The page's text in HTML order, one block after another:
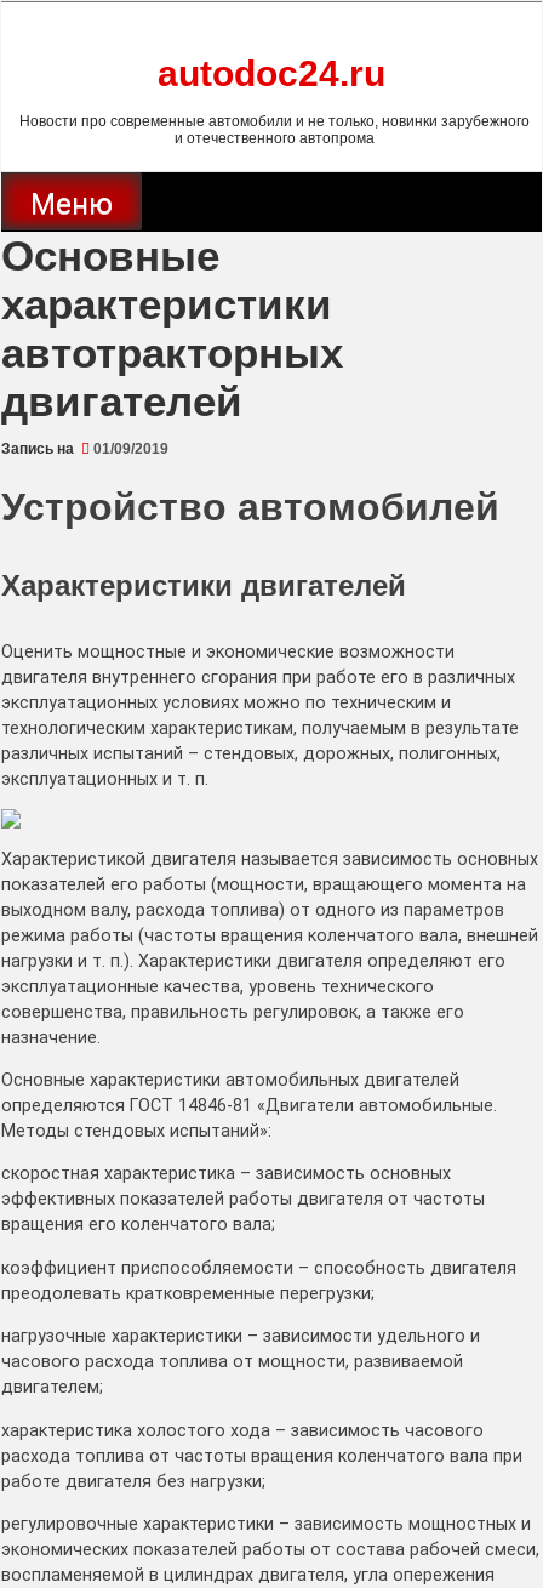
autodoc24.ru
Новости про современные автомобили и не только, новинки зарубежного
и отечественного автопрома
Меню
Основные
характеристики
автотракторных
двигателей
Запись на 01/09/2019
Устройство автомобилей
Характеристики двигателей
Оценить мощностные и экономические возможности
двигателя внутреннего сгорания при работе его в различных
эксплуатационных условиях можно по техническим и
технологическим характеристикам, получаемым в результате
различных испытаний – стендовых, дорожных, полигонных,
эксплуатационных и т. п.
Характеристикой двигателя называется зависимость основных
показателей его работы (мощности, вращающего момента на
выходном валу, расхода топлива) от одного из параметров
режима работы (частоты вращения коленчатого вала, внешней
нагрузки и т. п.). Характеристики двигателя определяют его
эксплуатационные качества, уровень технического
совершенства, правильность регулировок, а также его
назначение.
Основные характеристики автомобильных двигателей
определяются ГОСТ 14846-81 «Двигатели автомобильные.
Методы стендовых испытаний»:
скоростная характеристика – зависимость основных
эффективных показателей работы двигателя от частоты
вращения его коленчатого вала;
коэффициент приспособляемости – способность двигателя
преодолевать кратковременные перегрузки;
нагрузочные характеристики – зависимости удельного и
часового расхода топлива от мощности, развиваемой
двигателем;
характеристика холостого хода – зависимость часового
расхода топлива от частоты вращения коленчатого вала при
работе двигателя без нагрузки;
регулировочные характеристики – зависимость мощностных и
экономических показателей работы от состава рабочей смеси,
воспламеняемой в цилиндрах двигателя, угла опережения